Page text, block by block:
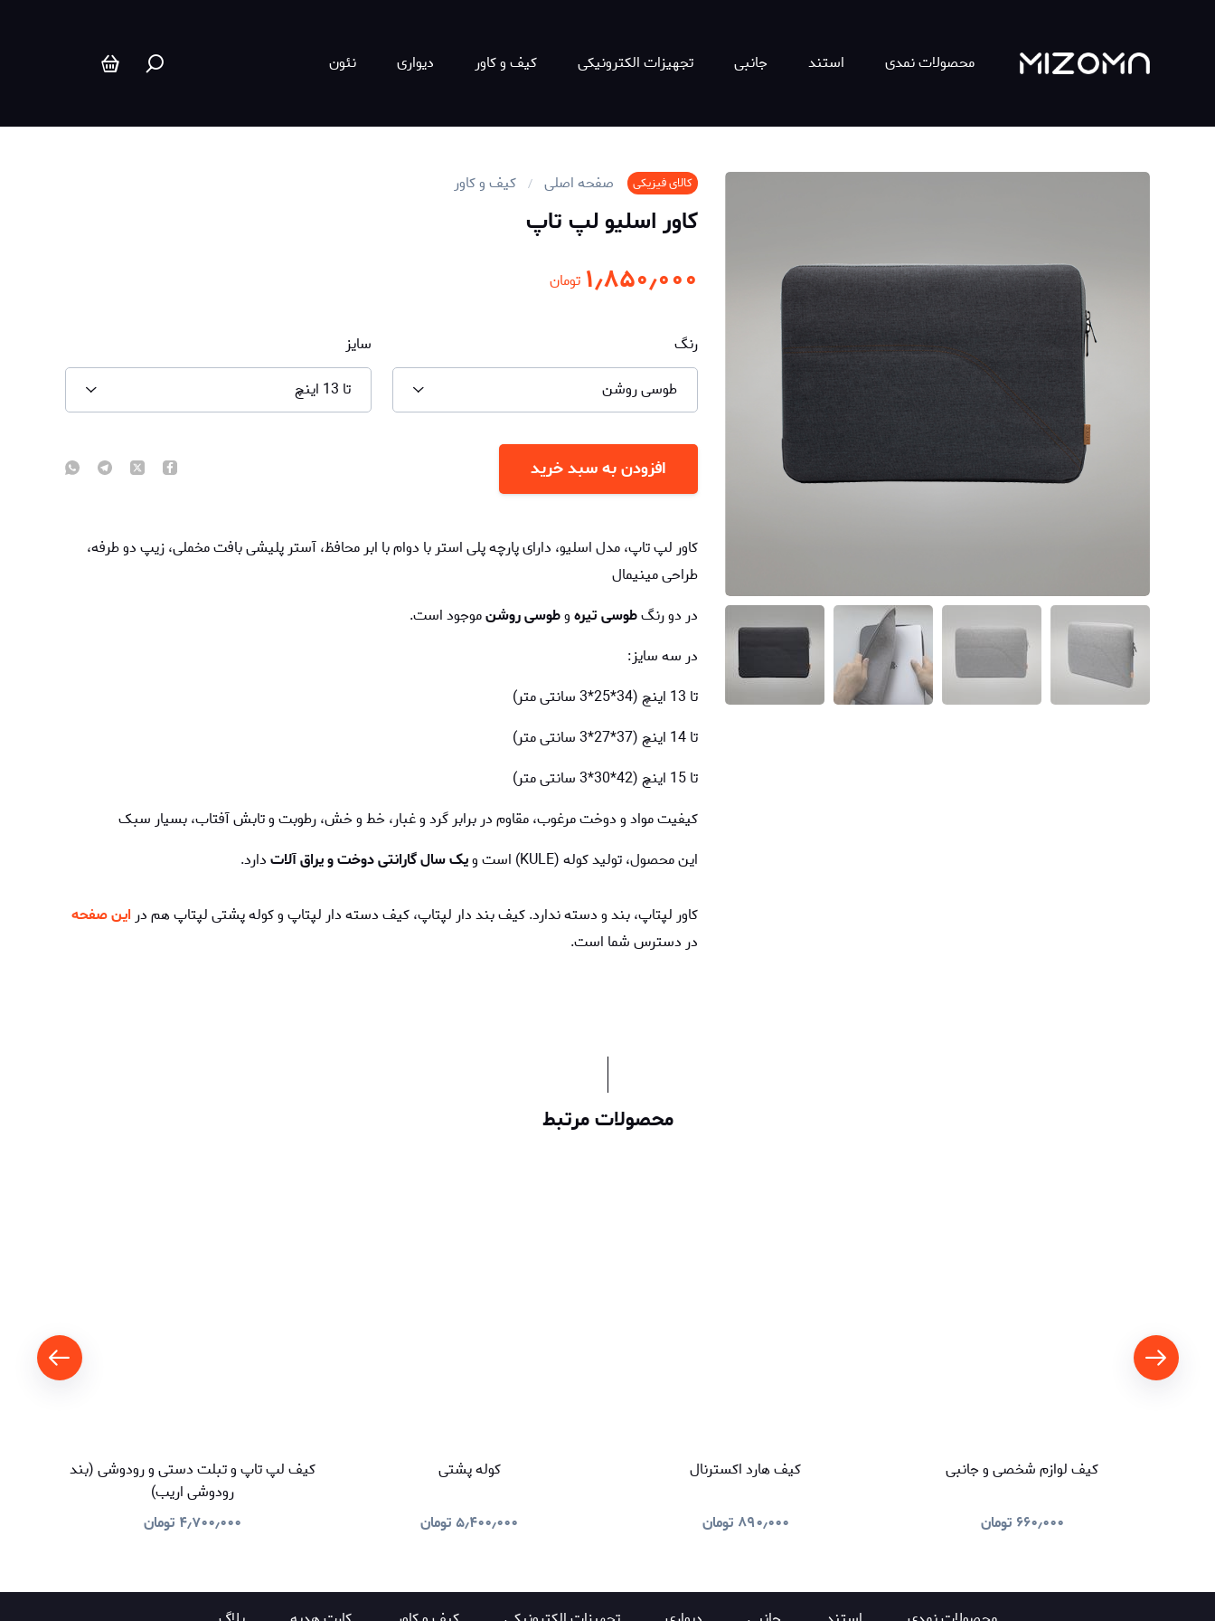
محصولات نمدی استند جانبی تجهیزات الکترونیکی کیف و کاور دیواری نئون
کالای فیزیکی صفحه اصلی کیف و کاور
کاور اسلیو لپ تاپ
۱٫۸۵۰٫۰۰۰ تومان
رنگ
طوسی روشن
سایز
تا 13 اینچ
افزودن به سبد خرید
کاور لپ تاپ، مدل اسلیو، دارای پارچه پلی استر با دوام با ابر محافظ، آستر پلیشی بافت مخملی، زیپ دو طرفه،
طراحی مینیمال
در دو رنگطوسی تیرهوطوسی روشنموجود است.
در سه سایز:
تا 13 اینچ (34*25*3 سانتی متر)
تا 14 اینچ (37*27*3 سانتی متر)
تا 15 اینچ (42*30*3 سانتی متر)
کیفیت مواد و دوخت مرغوب، مقاوم در برابر گرد و غبار، خط و خش، رطوبت و تابش آفتاب، بسیار سبک
این محصول، تولید کوله (KULE) است و
یک سال گارانتی دوخت و یراق آلاتدارد.
کاور لپتاپ، بند و دسته ندارد. کیف بند دار لپتاپ، کیف دسته دار لپتاپ و کوله پشتی لپتاپ هم در این صفحه
در دسترس شما است.
محصولات مرتبط
کیف لوازم شخصی و جانبی
۶۶۰٫۰۰۰ تومان
کیف هارد اکسترنال
۸۹۰٫۰۰۰ تومان
کوله پشتی
۵٫۴۰۰٫۰۰۰تومان
کیف لپ تاپ و تبلت دستی و رودوشی (بند
رودوشی اریب)
۴٫۷۰۰٫۰۰۰ تومان